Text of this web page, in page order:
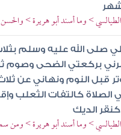
> وما أسند أبو هريرة >
صلى الله عليه وسلم
بركعتي الضحى وصوم
قبل النوم ونهاني عن
الصلاة كالتفات الثعلب
كنقر الديك
> وما أسند أبو هريرة > ومن